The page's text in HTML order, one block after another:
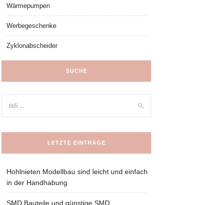
Wärmepumpen
Werbegeschenke
Zyklonabscheider
SUCHE
LETZTE EINTRÄGE
Hohlnieten Modellbau sind leicht und einfach
in der Handhabung
SMD Bauteile und günstige SMD